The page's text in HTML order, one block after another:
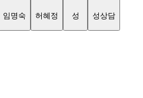
임명숙 허혜정 성 성상담